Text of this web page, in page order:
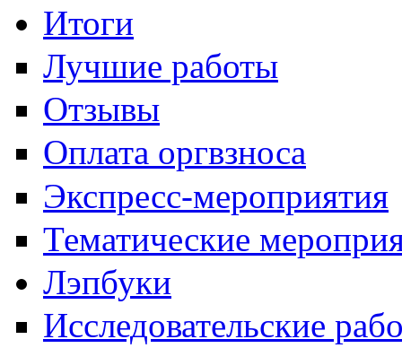
Итоги
Лучшие работы
Отзывы
Оплата оргвзноса
Экспресс-мероприятия
Тематические
Лэпбуки
Исследовательские